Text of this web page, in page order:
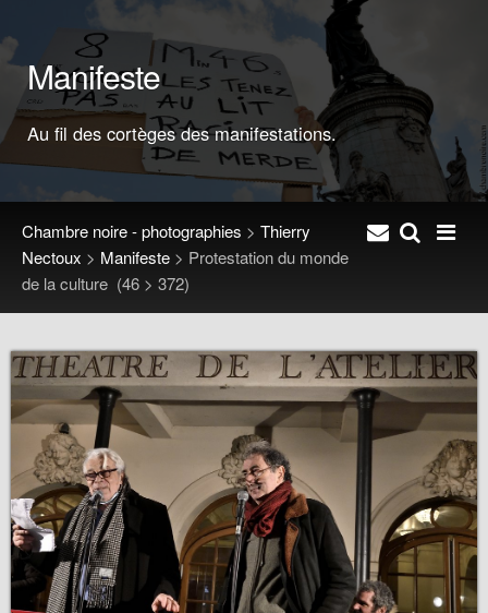
Manifeste
Au fil des cortèges des manifestations.
Chambre noire - photographies > Thierry
Nectoux > Manifeste > Protestation du monde
de la culture (46 > 372)